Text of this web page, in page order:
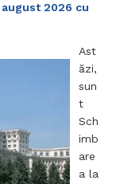
2026 cu
Ast
ăzi,
sun
t
Sch
imb
are
a la